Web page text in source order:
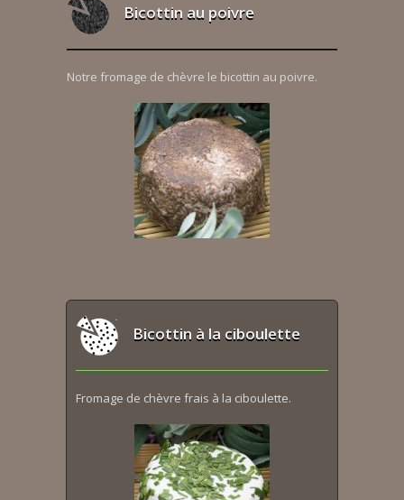
Bicottin au poivre
Notre fromage de chèvre le bicottin au poivre.
Bicottin à la ciboulette
Fromage de chèvre frais à la ciboulette.